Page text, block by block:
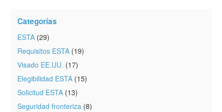
Categorías
ESTA (29)
Requisitos ESTA (19)
Visado EE.UU. (17)
Elegibilidad ESTA (15)
Solicitud ESTA (13)
Seguridad fronteriza (8)